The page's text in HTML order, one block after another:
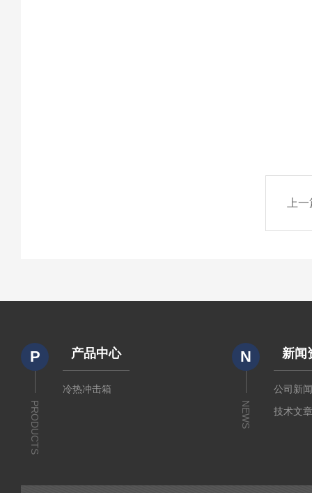
上
P
PRODUCTS
产品中心
冷热冲击箱
N
NEWS
新闻
公司新
技术文